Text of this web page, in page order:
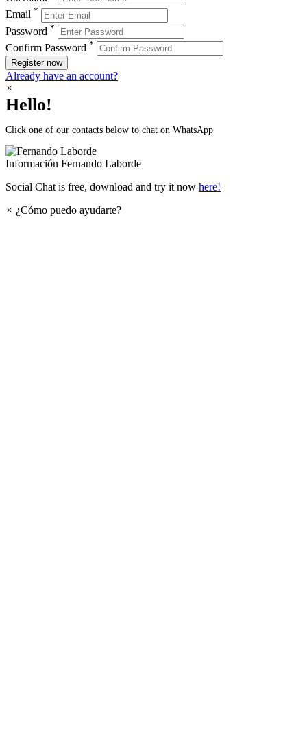
Email *
Password *
Confirm Password *
Register now
Already have an account?
×
Hello!
Click one of our contacts below to chat on WhatsApp
Información Fernando Laborde
Social Chat is free, download and try it now here!
× ¿Cómo puedo ayudarte?